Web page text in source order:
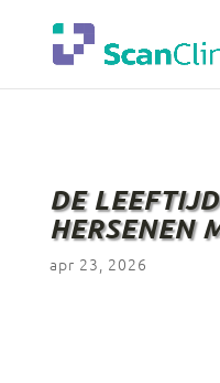
DE
HERSENEN
apr 23, 2026